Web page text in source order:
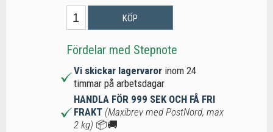
KÖP
Fördelar med Stepnote
Vi skickar lagervaror inom 24
timmar på arbetsdagar
HANDLA FÖR 999 SEK OCH FÅ FRI
FRAKT (Maxibrev med PostNord, max
2 kg) 📦🚚